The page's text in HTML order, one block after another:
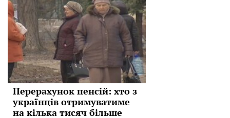
Перерахунок пенсій: хто з
українців отримуватиме
на кілька тисяч більше